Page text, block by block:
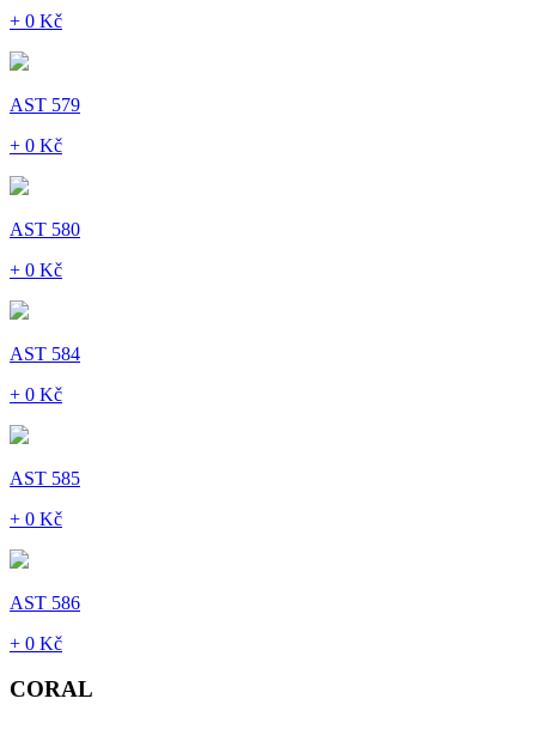
+ 0 Kč
AST 579
+ 0 Kč
AST 580
+ 0 Kč
AST 584
+ 0 Kč
AST 585
+ 0 Kč
AST 586
+ 0 Kč
CORAL